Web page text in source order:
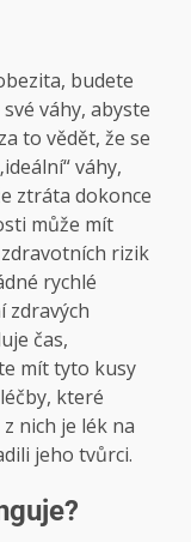
budete
váhy, abyste
to vědět, že se
váhy,
ztráta dokonce
může mít
rizik
rychlé
zdravých
čas,
mít tyto kusy
které
nich je lék na
jeho tvůrci.